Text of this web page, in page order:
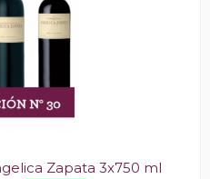
Zapata 3x750 ml